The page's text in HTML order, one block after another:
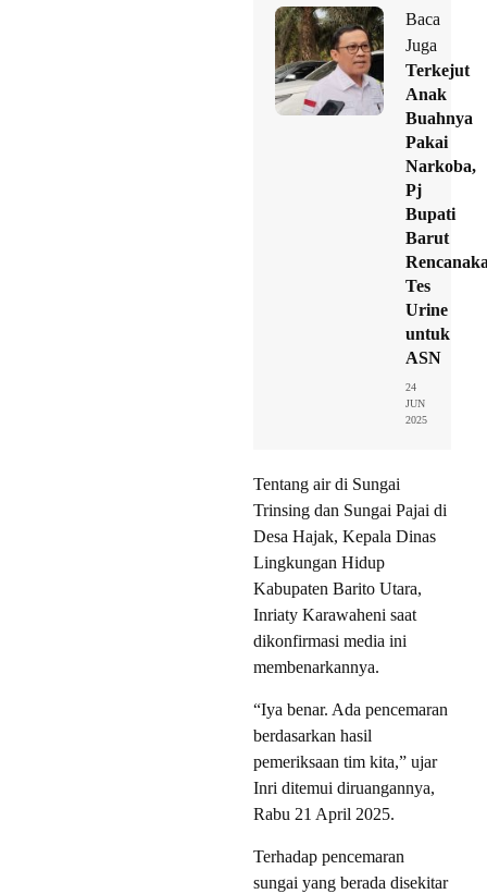
Baca
Juga
Terkejut
Anak
Buahnya
Pakai
Narkoba,
Pj
Bupati
Barut
Tes
Urine
untuk
ASN
24
JUN
2025
Tentang air di Sungai
Trinsing dan Sungai Pajai di
Desa Hajak, Kepala Dinas
Lingkungan Hidup
Kabupaten Barito Utara,
Inriaty Karawaheni saat
dikonfirmasi media ini
membenarkannya.
“Iya benar. Ada pencemaran
berdasarkan hasil
pemeriksaan tim kita,” ujar
Inri ditemui diruangannya,
Rabu 21 April 2025.
Terhadap pencemaran
sungai yang berada disekitar